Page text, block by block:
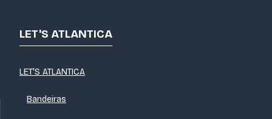
LET'S ATLANTICA
LET'S ATLANTICA
Bandeiras